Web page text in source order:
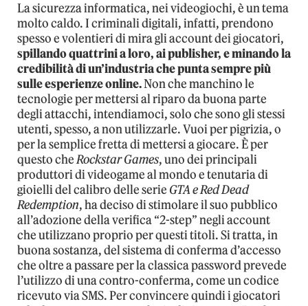
La sicurezza informatica, nei videogiochi, è un tema
molto caldo. I criminali digitali, infatti, prendono
spesso e volentieri di mira gli account dei giocatori,
spillando quattrini a loro, ai publisher, e minando la
credibilità di un’industria che punta sempre più
sulle esperienze online.Non che manchino le
tecnologie per mettersi al riparo da buona parte
degli attacchi, intendiamoci, solo che sono gli stessi
utenti, spesso, a non utilizzarle. Vuoi per pigrizia, o
per la semplice fretta di mettersi a giocare. È per
questo cheRockstar Games, uno dei principali
produttori di videogame al mondo e tenutaria di
gioielli del calibro delle serie GTA e Red Dead
Redemption, ha deciso di stimolare il suo pubblico
all’adozione della verifica “2-step” negli account
che utilizzano proprio per questi titoli. Si tratta, in
buona sostanza, del sistema di conferma d’accesso
che oltre a passare per la classica password prevede
l’utilizzo di una contro-conferma, come un codice
ricevuto via SMS. Per convincere quindi i giocatori